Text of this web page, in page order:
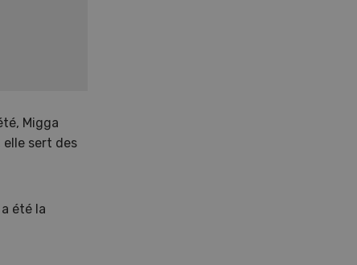
Migga
sert des
été la